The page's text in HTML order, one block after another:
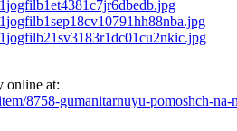
online at:
8758-gumanitarnuyu-pomoshch-